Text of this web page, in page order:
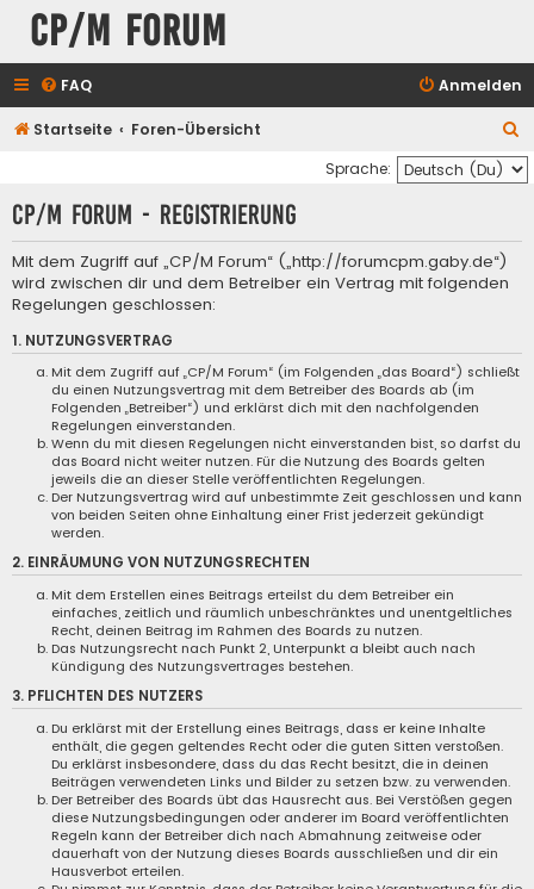
CP/M Forum
FAQ Anmelden
Startseite Foren-Übersicht
u
c
Sprache:
CP/M Forum - Registrierung
Mit dem Zugriff auf „CP/M Forum“ („http://forumcpm.gaby.de“)
wird zwischen dir und dem Betreiber ein Vertrag mit folgenden
Regelungen geschlossen:
1. NUTZUNGSVERTRAG
Mit dem Zugriff auf „CP/M Forum“ (im Folgenden „das Board“) schließt
du einen Nutzungsvertrag mit dem Betreiber des Boards ab (im
Folgenden „Betreiber“) und erklärst dich mit den nachfolgenden
Regelungen einverstanden.
Wenn du mit diesen Regelungen nicht einverstanden bist, so darfst du
das Board nicht weiter nutzen. Für die Nutzung des Boards gelten
jeweils die an dieser Stelle veröffentlichten Regelungen.
Der Nutzungsvertrag wird auf unbestimmte Zeit geschlossen und kann
von beiden Seiten ohne Einhaltung einer Frist jederzeit gekündigt
werden.
2. EINRÄUMUNG VON NUTZUNGSRECHTEN
Mit dem Erstellen eines Beitrags erteilst du dem Betreiber ein
einfaches, zeitlich und räumlich unbeschränktes und unentgeltliches
Recht, deinen Beitrag im Rahmen des Boards zu nutzen.
Das Nutzungsrecht nach Punkt 2, Unterpunkt a bleibt auch nach
Kündigung des Nutzungsvertrages bestehen.
3. PFLICHTEN DES NUTZERS
Du erklärst mit der Erstellung eines Beitrags, dass er keine Inhalte
enthält, die gegen geltendes Recht oder die guten Sitten verstoßen.
Du erklärst insbesondere, dass du das Recht besitzt, die in deinen
Beiträgen verwendeten Links und Bilder zu setzen bzw. zu verwenden.
Der Betreiber des Boards übt das Hausrecht aus. Bei Verstößen gegen
diese Nutzungsbedingungen oder anderer im Board veröffentlichten
Regeln kann der Betreiber dich nach Abmahnung zeitweise oder
dauerhaft von der Nutzung dieses Boards ausschließen und dir ein
Hausverbot erteilen.